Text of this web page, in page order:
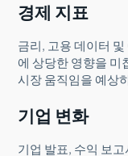
경제 지표
금리, 고용 데이터
에 상당한 영향을 미
시장 움직임을 예상
기업 변화
기업 발표, 수익 보